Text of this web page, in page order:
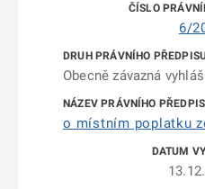
6/
Obecně závazná
o místním poplatku